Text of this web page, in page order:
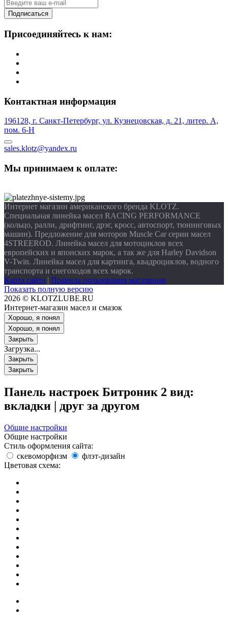
Подписаться
Присоединяйтесь к нам:
Контактная информация
196128, г. Санкт-Петербург, ул. Кузнецовская, д. 21, литер. А,
пом. 6-Н
sales.klotz@yandex.ru
Мы принимаем к оплате:
Интернет магазин американского бренда KLOTZ.
Специальная линейка масел RACING PERFORMANCE
(кольцо, ралли, дрифтинг, дрэг, кросс, автоспорт, тюнинговых
машин). Предложение для моторов Muscle Car серии масел
4STREEROD. Линейка масел для мотоциклов всех
европейских и японских марок, а так же для Harley Davidson
V-Twin. Линейка масел для картинга, квадроциклов, водного
транспорта и снегоходов всех марок.
Карта сайта | Правила пользования магазином
Показать полную версию
2026 © KLOTZLUBE.RU
Интернет-магазин масел и смазок
Хорошо, я понял
Хорошо, я понял
Закрыть
Загрузка...
Закрыть
Закрыть
Панель настроек Битроник 2 вид:
вкладки | друг за другом
Общие настройки
Общие настройки
Стиль оформления сайта:
скевоморфизм
флэт-дизайн
Цветовая схема: